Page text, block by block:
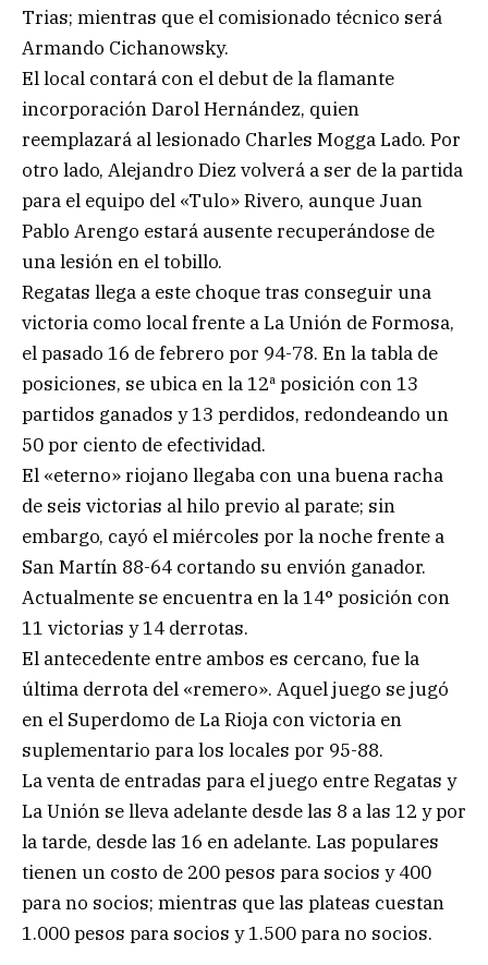
Trias; mientras que el comisionado técnico será
Armando Cichanowsky.
El local contará con el debut de la flamante
incorporación Darol Hernández, quien
reemplazará al lesionado Charles Mogga Lado. Por
otro lado, Alejandro Diez volverá a ser de la partida
para el equipo del «Tulo» Rivero, aunque Juan
Pablo Arengo estará ausente recuperándose de
una lesión en el tobillo.
Regatas llega a este choque tras conseguir una
victoria como local frente a La Unión de Formosa,
el pasado 16 de febrero por 94-78. En la tabla de
posiciones, se ubica en la 12ª posición con 13
partidos ganados y 13 perdidos, redondeando un
50 por ciento de efectividad.
El «eterno» riojano llegaba con una buena racha
de seis victorias al hilo previo al parate; sin
embargo, cayó el miércoles por la noche frente a
San Martín 88-64 cortando su envión ganador.
Actualmente se encuentra en la 14° posición con
11 victorias y 14 derrotas.
El antecedente entre ambos es cercano, fue la
última derrota del «remero». Aquel juego se jugó
en el Superdomo de La Rioja con victoria en
suplementario para los locales por 95-88.
La venta de entradas para el juego entre Regatas y
La Unión se lleva adelante desde las 8 a las 12 y por
la tarde, desde las 16 en adelante. Las populares
tienen un costo de 200 pesos para socios y 400
para no socios; mientras que las plateas cuestan
1.000 pesos para socios y 1.500 para no socios.